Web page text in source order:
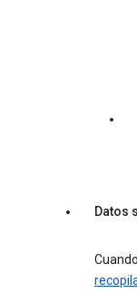
Datos